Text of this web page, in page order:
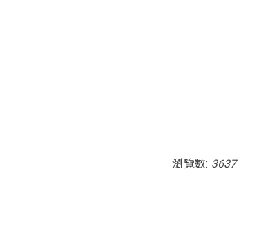
瀏覽數: 3637